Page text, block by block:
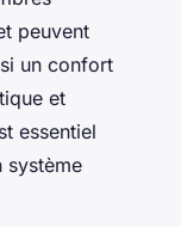
peuvent
un confort
et
essentiel
système